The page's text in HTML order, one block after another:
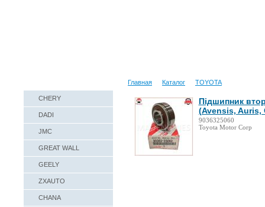
Главная Каталог TOYOTA
CHERY
DADI
JMC
GREAT WALL
GEELY
ZXAUTO
CHANA
Підшипник
(Avensis, Auris,
9036325060
Toyota Motor Corp